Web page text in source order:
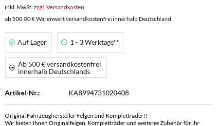
inkl. MwSt. zzgl. Versandkosten
ab 500,00 € Warenwert versandkostenfrei innerhalb Deutschland
Auf Lager 1 - 3 Werktage**
Ab 500 € versandkostenfrei
innerhalb Deutschlands
Artikel-Nr.: KA8994731020408
Original Fahrzeughersteller Felgen und Kompletträder!!
Wir bieten Ihnen Originalfelgen, Kompletträder und weiteres Zubehör für ihr